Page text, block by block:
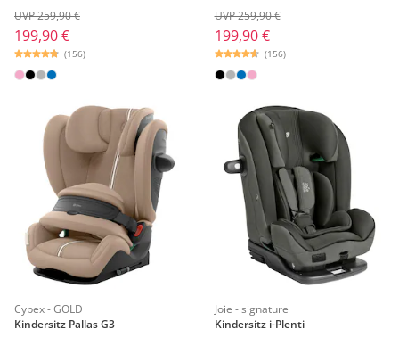
199,90 €
UVP 259,90 €
(156)
199,90 €
UVP 259,90 €
(156)
Cybex - GOLD
Kindersitz Pallas G3
Joie - signature
Kindersitz i-Plenti